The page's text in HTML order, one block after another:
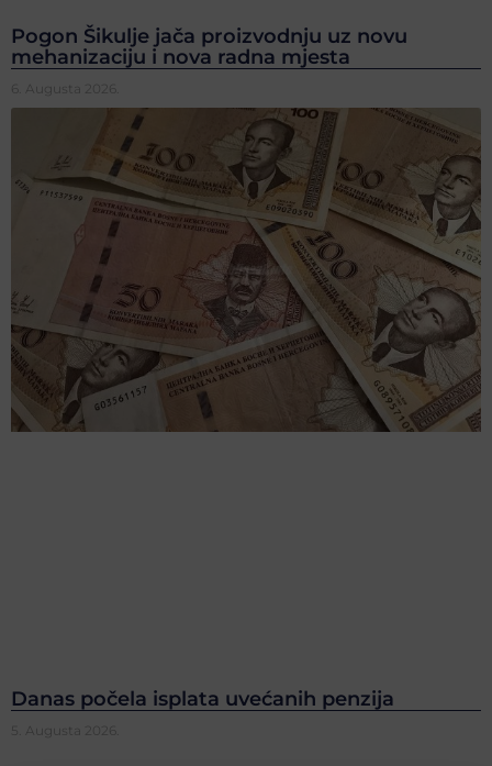
Pogon Šikulje jača proizvodnju uz novu
mehanizaciju i nova radna mjesta
6. Augusta 2026.
Danas počela isplata uvećanih penzija
5. Augusta 2026.